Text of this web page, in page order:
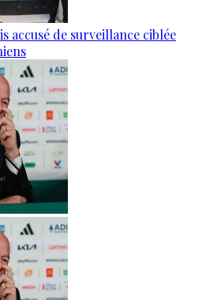
accusé de surveillance ciblée